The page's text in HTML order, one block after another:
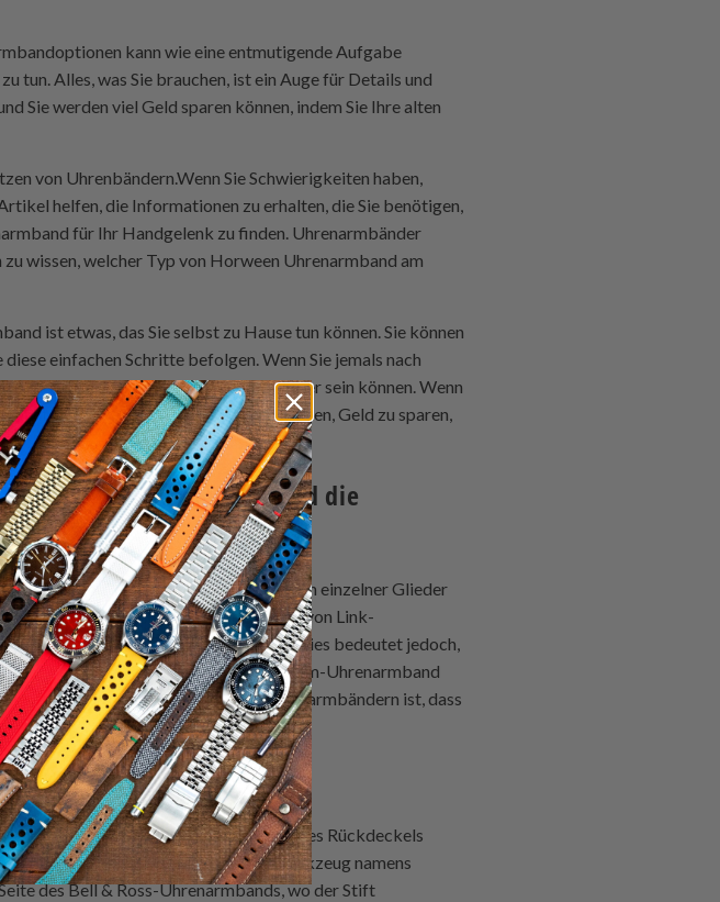
kann wie eine entmutigende Aufgabe
tun. Alles, was Sie brauchen, ist ein Auge für Details und
Sie werden viel Geld sparen können, indem Sie Ihre alten
von Uhrenbändern.Wenn Sie Schwierigkeiten haben,
helfen, die Informationen zu erhalten, die Sie benötigen,
für Ihr Handgelenk zu finden. Uhrenarmbänder
wissen, welcher Typ von Horween Uhrenarmband am
ist etwas, das Sie selbst zu Hause tun können. Sie können
einfachen Schritte befolgen. Wenn Sie jemals nach
Audemars Piguet Uhrenarmband teuer sein können. Wenn
Es gibt eine Reihe von Möglichkeiten, Geld zu sparen,
44mm Uhrenarmbands ersetzen.
das Gliederarmband und die
können durch das Entfernen einzelner Glieder
nicht können. Der Vorteil von Link-
bessere Passform anpassen können; dies bedeutet jedoch,
erlernen müssen, wenn Sie das 22-mm-Uhrenarmband
Uhrenarmband oder anderen Uhrenarmbändern ist, dass
Uhr hat?"
44mm auf der Innenseite des Rückdeckels
mit einem speziellen Werkzeug namens
des Bell & Ross-Uhrenarmbands, wo der Stift